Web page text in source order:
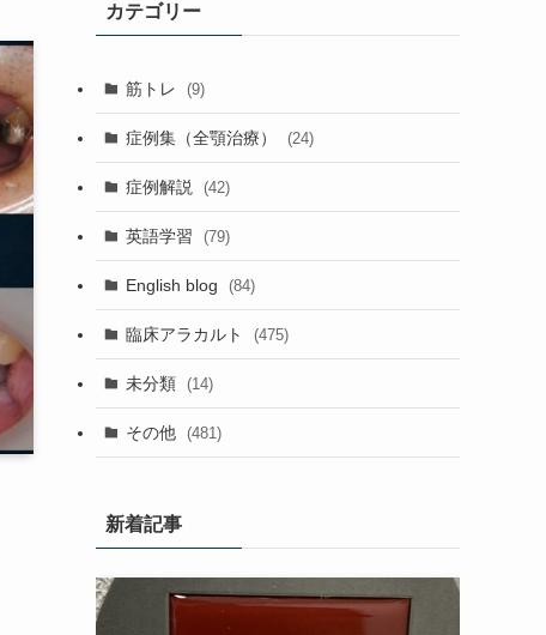
カテゴリー
筋トレ (9)
症例集（全顎治療） (24)
症例解説 (42)
英語学習 (79)
English blog (84)
臨床アラカルト (475)
未分類 (14)
その他 (481)
新着記事